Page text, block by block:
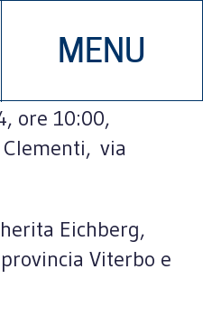
MENU
CHI SIAMO
CONTATTACI
anni dalla
ore 10:00,
via
Eichberg,
Viterbo e